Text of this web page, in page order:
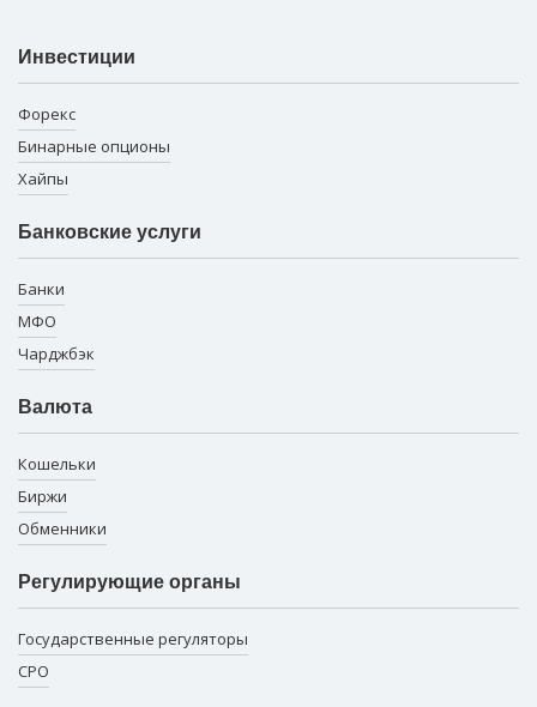
Инвестиции
Форекс
Бинарные опционы
Хайпы
Банковские услуги
Банки
МФО
Чарджбэк
Валюта
Кошельки
Биржи
Обменники
Регулирующие органы
Государственные регуляторы
СРО